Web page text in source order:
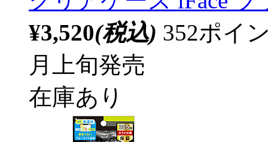
¥3,520(税込) 352ポイ
月上旬発売
在庫あり